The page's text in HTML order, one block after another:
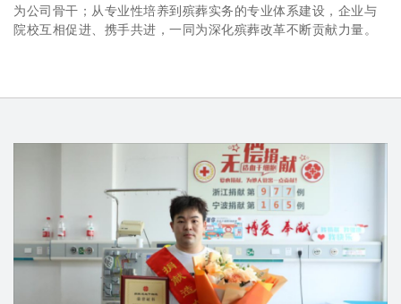
为公司骨干；从专业性培养到殡葬实务的专业体系建设，企业与
院校互相促进、携手共进，一同为深化殡葬改革不断贡献力量。